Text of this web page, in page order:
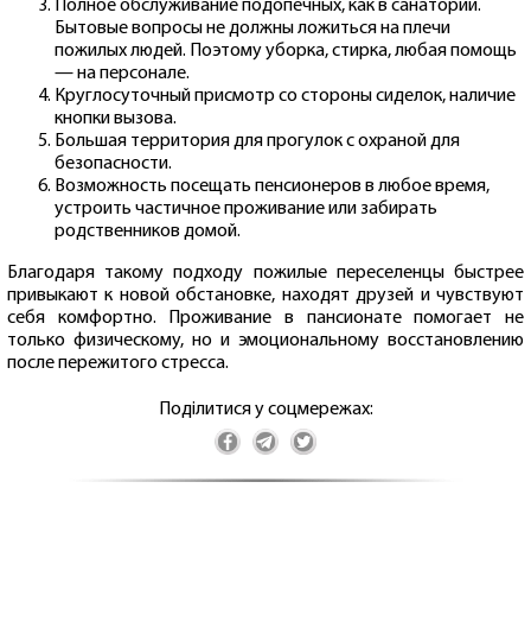
Полное обслуживание подопечных, как в санатории.
Бытовые вопросы не должны ложиться на плечи
пожилых людей. Поэтому уборка, стирка, любая помощь
— на персонале.
Круглосуточный присмотр со стороны сиделок, наличие
кнопки вызова.
Большая территория для прогулок с охраной для
безопасности.
Возможность посещать пенсионеров в любое время,
устроить частичное проживание или забирать
родственников домой.
Благодаря такому подходу пожилые переселенцы быстрее
привыкают к новой обстановке, находят друзей и чувствуют
себя комфортно. Проживание в пансионате помогает не
только физическому, но и эмоциональному восстановлению
после пережитого стресса.
Поділитися у соцмережах: